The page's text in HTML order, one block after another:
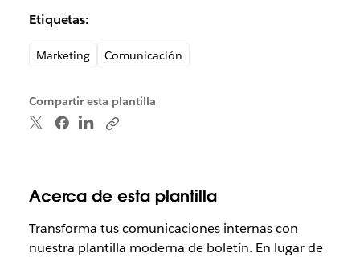
Etiquetas:
Marketing Comunicación
Compartir esta plantilla
Acerca de esta plantilla
Transforma tus comunicaciones internas con
nuestra plantilla moderna de boletín. En lugar de